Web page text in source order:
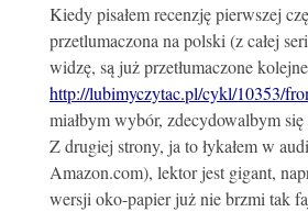
Kiedy pisałem recenzję pierwszej
przetlumaczona na polski (z całej
widzę, są już przetłumaczone
http://lubimyczytac.pl/cykl/10353/
miałbym wybór, zdecydowalbym
Z drugiej strony, ja to łykałem w
Amazon.com), lektor jest gigant,
wersji oko-papier już nie brzmi tak